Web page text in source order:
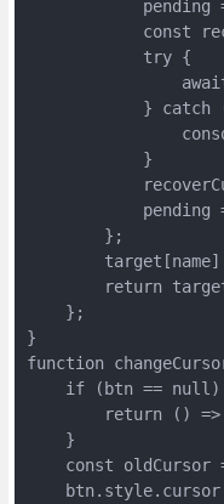
pending
const
            try {
} catch
            }
pending
        };
target[name]
return
    };
}
function
if (btn == null)
return () =>
    }
const oldCursor
btn.style.cursor